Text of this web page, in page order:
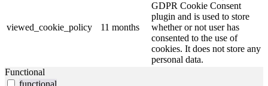
viewed_cookie_policy 11 months
GDPR Cookie Consent
plugin and is used to store
whether or not user has
consented to the use of
cookies. It does not store any
personal data.
Functional
functional